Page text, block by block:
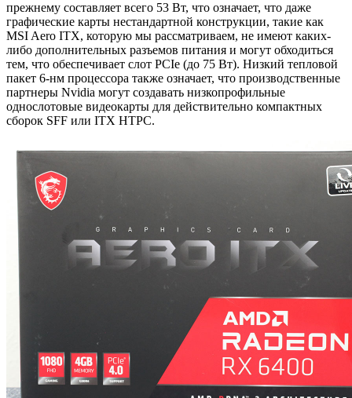
прежнему составляет всего 53 Вт, что означает, что даже
графические карты нестандартной конструкции, такие как
MSI Aero ITX, которую мы рассматриваем, не имеют каких-
либо дополнительных разъемов питания и могут обходиться
тем, что обеспечивает слот PCIe (до 75 Вт). Низкий тепловой
пакет 6-нм процессора также означает, что производственные
партнеры Nvidia могут создавать низкопрофильные
однослотовые видеокарты для действительно компактных
сборок SFF или ITX HTPC.